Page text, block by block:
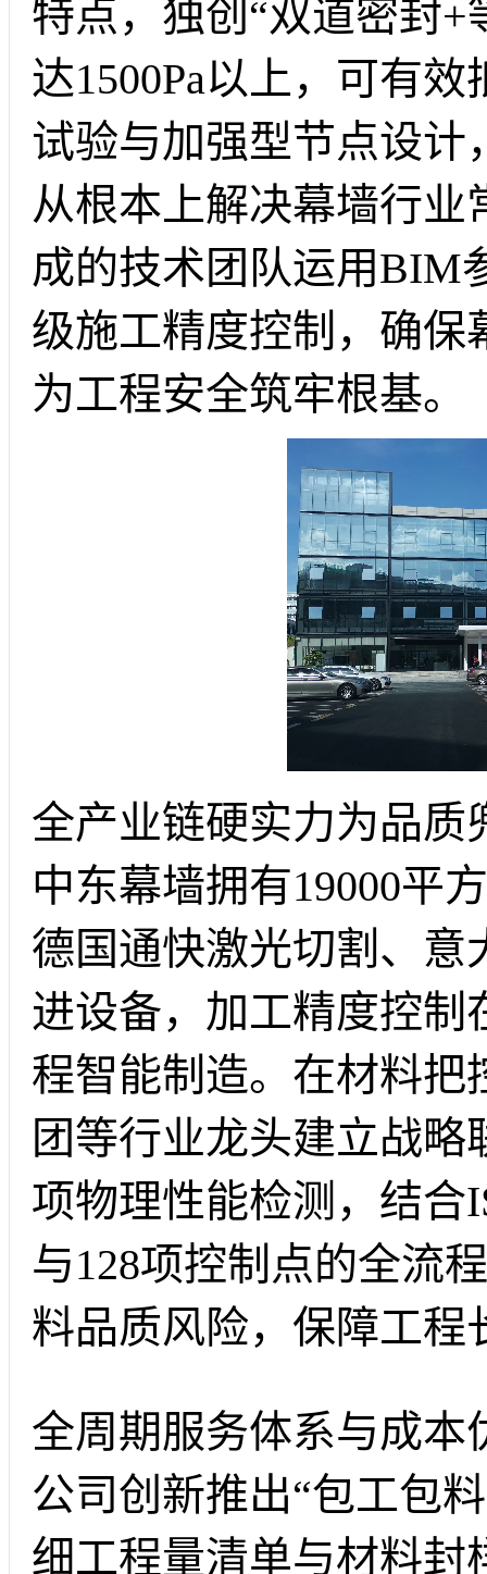
特点，独创“双道密封
达1500Pa以上，可有
试验与加强型节点设计
从根本上解决幕墙行业
成的技术团队运用BIM
级施工精度控制，确保
为工程安全筑牢根基。
全产业链硬实力为品质
中东幕墙拥有19000平
德国通快激光切割、意
进设备，加工精度控制
程智能制造。在材料把
团等行业龙头建立战略
项物理性能检测，结合
与128项控制点的全流
料品质风险，保障工程
全周期服务体系与成本
公司创新推出“包工包
细工程量清单与材料封